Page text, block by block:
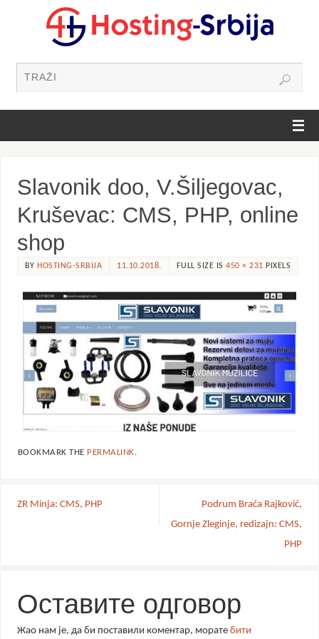
Slavonik doo, V.Šiljegovac,
Kruševac: CMS, PHP, online
shop
BY HOSTING-SRBIJA 11.10.2018. FULL SIZE IS450 × 231 PIXELS
BOOKMARK THE PERMALINK
ZR Minja: CMS, PHP
Podrum Braća Rajković,
Gornje Zleginje, redizajn: CMS,
PHP
Оставите одговор
Жао нам је, да би поставили коментар, морате бити